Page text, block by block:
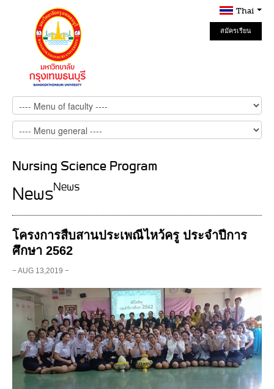
Thai
สมัครเรียน
Online
Nursing Science Program
News
News
โครงการสืบสานประเพณีไหว้ครู ประจำปีการ
ศึกษา 2562
− AUG 13,2019 −